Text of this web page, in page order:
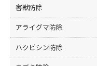
害獣防除
アライグマ防除
ハクビシン防除